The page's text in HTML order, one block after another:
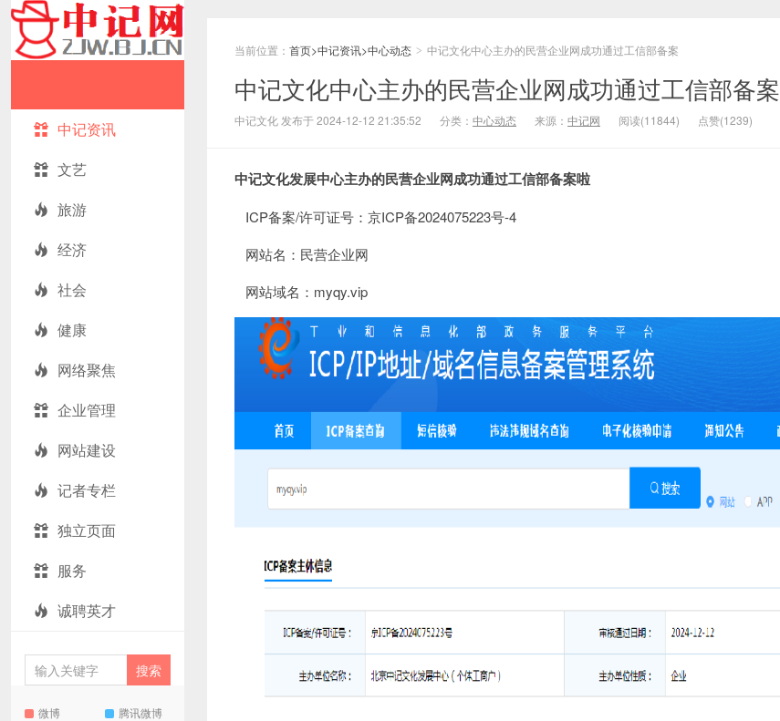
中记资讯
文艺
旅游
经济
社会
健康
网络聚焦
企业管理
网站建设
记者专栏
独立页面
服务
诚聘英才
微博
腾讯微博
当前位置： 首页>中记资讯>中心动态 > 中记文化中心主办的民营企业网成功通过工信部备案
中记文化中心主办的民营企业网成功通过工信部备案
中记文化 发布于 2024-12-12 21:35:52 分类： 中心动态 来源： 中记网 阅读(11844) 点赞(1239)
中记文化发展中心主办的民营企业网成功通过工信部备案啦
ICP备案/许可证号：京ICP备2024075223号-4
网站名：民营企业网
网站域名：myqy.vip